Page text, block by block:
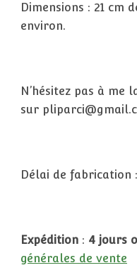
Dimensions : 21 cm
environ.
N’hésitez pas à me
sur
Délai de fabrication
Expédition : 4 jours
générales de vente